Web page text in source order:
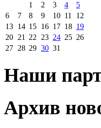
1
2 3 4
5
6
7 8 9 10 11
12
13 14 15 16 17 18 19
20 21 22 23 24 25 26
27 28 29 30 31
Наши
Архив